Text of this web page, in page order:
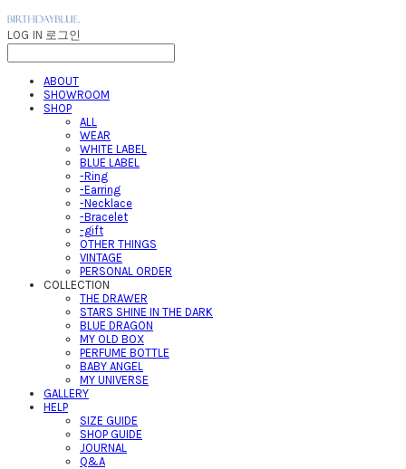
LOG IN 로그인
ABOUT
SHOWROOM
SHOP
ALL
WEAR
WHITE LABEL
BLUE LABEL
-Ring
-Earring
-Necklace
-Bracelet
-gift
OTHER THINGS
VINTAGE
PERSONAL ORDER
COLLECTION
THE DRAWER
STARS SHINE IN THE DARK
BLUE DRAGON
MY OLD BOX
PERFUME BOTTLE
BABY ANGEL
MY UNIVERSE
GALLERY
HELP
SIZE GUIDE
SHOP GUIDE
JOURNAL
Q&A